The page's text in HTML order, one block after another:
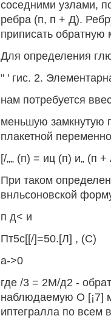
соседними узлами,
ребра (п, п + Д).
приписать обратную
Для определения
" ' гис. 2.
нам потребуется
меньшую замкнутую
плакетной
[/„„ (п) = иц (п) и„ (п
При таком
внльсоновской
п д< и
Пт5с[[/]=50.[Л] , (С)
а->0
где /3 = 2М/д2 -
наблюдаемую О [¡7]
иптегралла по всем